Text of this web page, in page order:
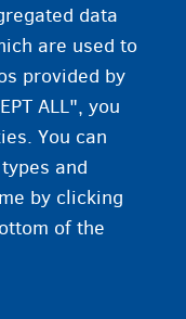
data
are used to
provided by
ALL", you
You can
and
by clicking
of the